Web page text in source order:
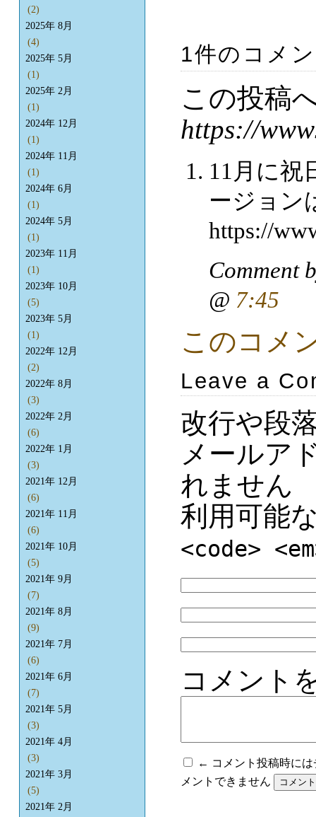
1件のコメ
この投稿
https://
11月に祝
ージョン
https://
Comment
@ 7:45
このコメ
Leave a
改行や段
メールア
れません
利用可能
<code>
コメント
← コメント投稿時に
メントできません
(2)
2025年 8月
(4)
2025年 5月
(1)
2025年 2月
(1)
2024年 12月
(1)
2024年 11月
(1)
2024年 6月
(1)
2024年 5月
(1)
2023年 11月
(1)
2023年 10月
(5)
2023年 5月
(1)
2022年 12月
(2)
2022年 8月
(3)
2022年 2月
(6)
2022年 1月
(3)
2021年 12月
(6)
2021年 11月
(6)
2021年 10月
(5)
2021年 9月
(7)
2021年 8月
(9)
2021年 7月
(6)
2021年 6月
(7)
2021年 5月
(3)
2021年 4月
(3)
2021年 3月
(5)
2021年 2月